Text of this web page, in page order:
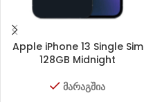
Apple iPhone 13 Single Sim
128GB Midnight
მარაგშია